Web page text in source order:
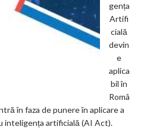
gența
Artifi
cială
devin
e
aplica
bil în
Româ
în faza de punere în aplicare a
inteligența artificială (AI Act).